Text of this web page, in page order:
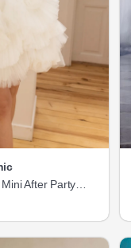
Mini After Party